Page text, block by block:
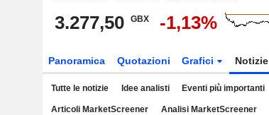
3.277,50 GBX -1,13%
Panoramica Quotazioni Grafici Notizie
Tutte le notizie Idee analisti Eventi più importanti
Articoli MarketScreener Analisi MarketScreener